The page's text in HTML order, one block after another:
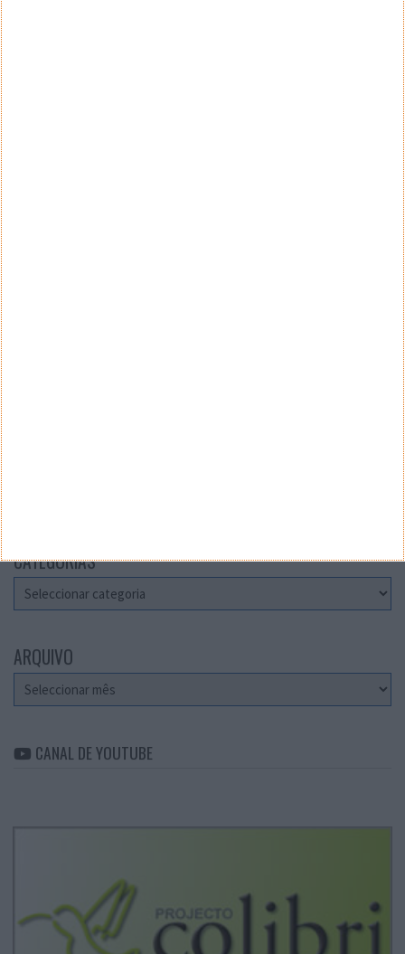
CATEGORIAS
Categorias
ARQUIVO
Arquivo
CANAL DE YOUTUBE